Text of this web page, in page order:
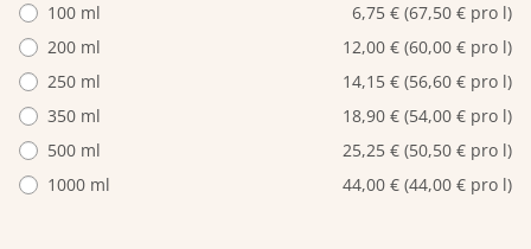
100 ml
6,75 € (67,50 € pro l)
200 ml
12,00 € (60,00 € pro l)
250 ml
14,15 € (56,60 € pro l)
350 ml
18,90 € (54,00 € pro l)
500 ml
25,25 € (50,50 € pro l)
1000 ml
44,00 € (44,00 € pro l)